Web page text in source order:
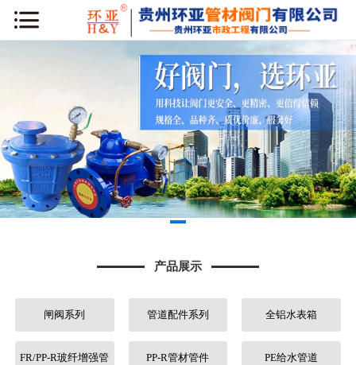
产品展示
闸阀系列 管道配件系列 全铝水表箱
FR/PP-R玻纤增强管 PP-R管材管件 PE给水管道
新闻动态
产品展示
工程案例
荣誉资质
行业知识